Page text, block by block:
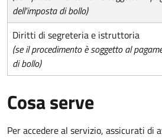
dell'imposta di bollo)
Diritti di segreteria e istruttoria
(se il procedimento è soggetto al
di bollo)
Cosa serve
Per accedere al servizio, assicurati di